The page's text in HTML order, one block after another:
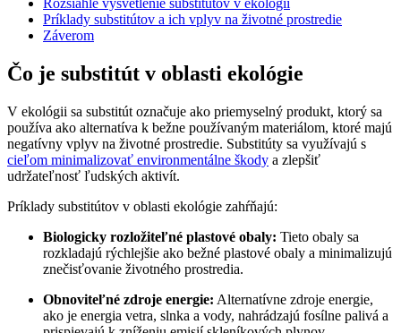
Rozsiahle vysvetlenie substitútov v ekológii
Príklady substitútov a ich vplyv na životné prostredie
Záverom
Čo je substitút v oblasti ekológie
V ekológii sa substitút označuje ako priemyselný produkt, ktorý sa
používa ako alternatíva k bežne používaným materiálom, ktoré majú
negatívny vplyv na životné prostredie. Substitúty sa využívajú s
cieľom minimalizovať environmentálne škody a zlepšiť
udržateľnosť ľudských aktivít.
Príklady substitútov v oblasti ekológie zahŕňajú:
Biologicky rozložiteľné plastové obaly: Tieto obaly sa
rozkladajú rýchlejšie ako bežné plastové obaly a minimalizujú
znečisťovanie životného prostredia.
Obnoviteľné zdroje energie: Alternatívne zdroje energie,
ako je energia vetra, slnka a vody, nahrádzajú fosílne palivá a